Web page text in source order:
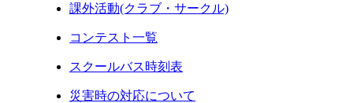
課外活動(クラブ・サークル)
コンテスト一覧
スクールバス時刻表
災害時の対応について